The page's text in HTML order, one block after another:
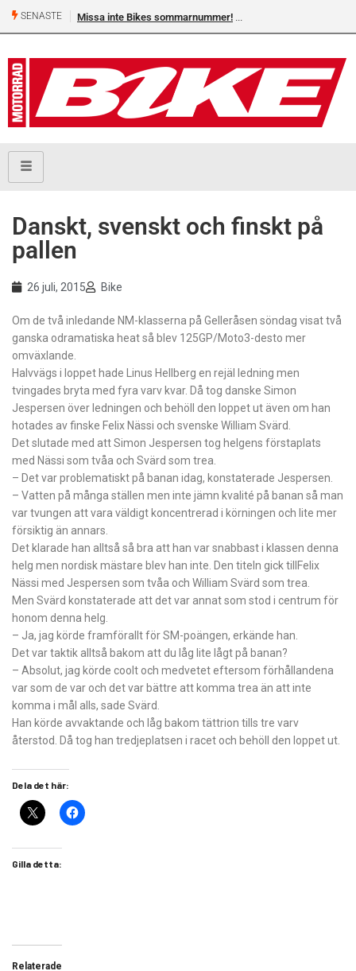
SENASTE Missa inte Bikes sommarnummer!
Danskt, svenskt och finskt på
pallen
26 juli, 2015 Bike
Om de två inledande NM-klasserna på Gelleråsen söndag visat två
ganska odramatiska heat så blev 125GP/Moto3-desto mer
omväxlande.
Halvvägs i loppet hade Linus Hellberg en rejäl ledning men
tvingades bryta med fyra varv kvar. Då tog danske Simon
Jespersen över ledningen och behöll den loppet ut även om han
hotades av finske Felix Nässi och svenske William Svärd.
Det slutade med att Simon Jespersen tog helgens förstaplats
med Nässi som tvåa och Svärd som trea.
– Det var problematiskt på banan idag, konstaterade Jespersen.
– Vatten på många ställen men inte jämn kvalité på banan så man
var tvungen att vara väldigt koncentrerad i körningen och lite mer
försiktig än annars.
Det klarade han alltså så bra att han var snabbast i klassen denna
helg men nordisk mästare blev han inte. Den titeln gick tillFelix
Nässi med Jespersen som tvåa och William Svärd som trea.
Men Svärd konstaterade att det var annat som stod i centrum för
honom denna helg.
– Ja, jag körde framförallt för SM-poängen, erkände han.
Det var taktik alltså bakom att du låg lite lågt på banan?
– Absolut, jag körde coolt och medvetet eftersom förhållandena
var som de var och det var bättre att komma trea än att inte
komma i mål alls, sade Svärd.
Han körde avvaktande och låg bakom tättrion tills tre varv
återstod. Då tog han tredjeplatsen i racet och behöll den loppet ut.
Dela det här:
Gilla detta:
Relaterade